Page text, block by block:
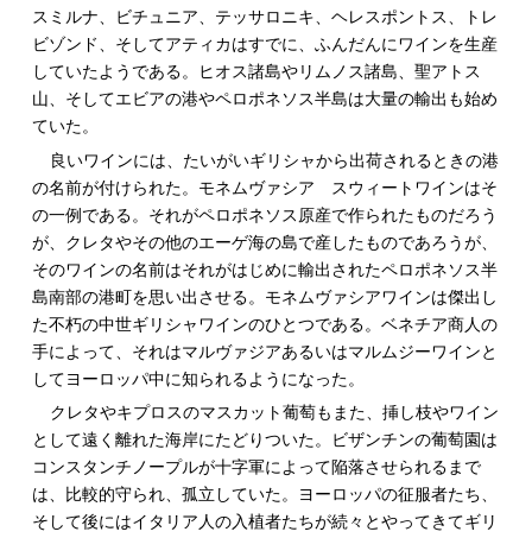
スミルナ、ビチュニア、テッサロニキ、ヘレスポントス、トレ
ビゾンド、そしてアティカはすでに、ふんだんにワインを生産
していたようである。ヒオス諸島やリムノス諸島、聖アトス
山、そしてエビアの港やペロポネソス半島は大量の輸出も始め
ていた。
良いワインには、たいがいギリシャから出荷されるときの港
の名前が付けられた。モネムヴァシア スウィートワインはそ
の一例である。それがペロポネソス原産で作られたものだろう
が、クレタやその他のエーゲ海の島で産したものであろうが、
そのワインの名前はそれがはじめに輸出されたペロポネソス半
島南部の港町を思い出させる。モネムヴァシアワインは傑出し
た不朽の中世ギリシャワインのひとつである。ベネチア商人の
手によって、それはマルヴァジアあるいはマルムジーワインと
してヨーロッパ中に知られるようになった。
クレタやキプロスのマスカット葡萄もまた、挿し枝やワイン
として遠く離れた海岸にたどりついた。ビザンチンの葡萄園は
コンスタンチノープルが十字軍によって陥落させられるまで
は、比較的守られ、孤立していた。ヨーロッパの征服者たち、
そして後にはイタリア人の入植者たちが続々とやってきてギリ